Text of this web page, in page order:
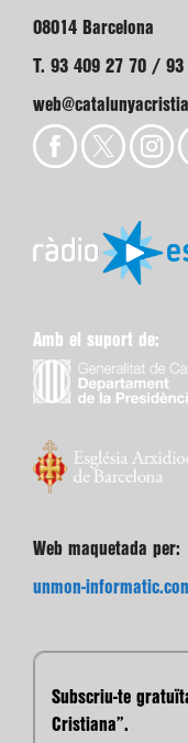
08014 Barcelona
T. 93 409 27 70 / 93
Amb el suport de:
Web maquetada per:
unmon-
Subscriu-te
Cristiana”.